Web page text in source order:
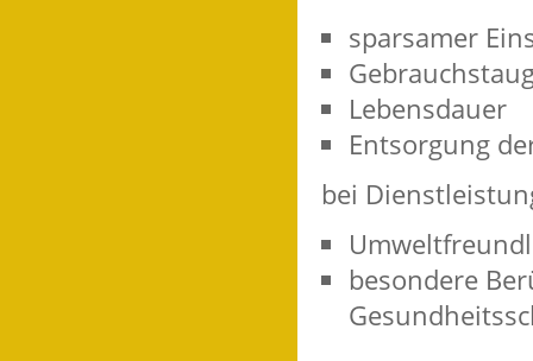
sparsamer
Lebensdauer
Entsorgung
bei
besondere